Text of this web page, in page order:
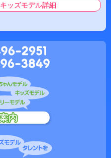
キッズモデル詳細